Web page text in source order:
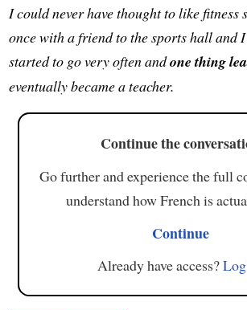
I could never have thought to like fitness
once with a friend to the sports hall and
started to go very often andone thing
eventually became a teacher.
Continue the
Go further and experience the full
understand how French is
Continue
Already have access?